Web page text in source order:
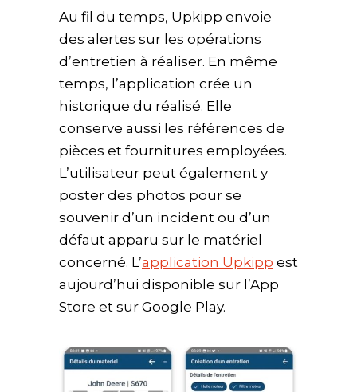
Au fil du temps, Upkipp envoie
des alertes sur les opérations
d’entretien à réaliser. En même
temps, l’application crée un
historique du réalisé. Elle
conserve aussi les références de
pièces et fournitures employées.
L’utilisateur peut également y
poster des photos pour se
souvenir d’un incident ou d’un
défaut apparu sur le matériel
concerné. L’application Upkipp est
aujourd’hui disponible sur l’App
Store et sur Google Play.